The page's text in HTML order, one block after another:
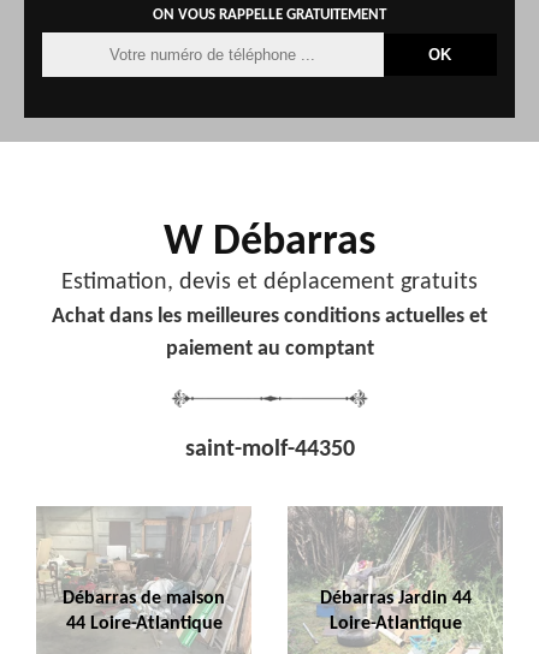
ON VOUS RAPPELLE GRATUITEMENT
W Débarras
Estimation, devis et déplacement gratuits
Achat dans les meilleures conditions actuelles et
paiement au comptant
saint-molf-44350
Débarras de maison
44 Loire-Atlantique
Débarras Jardin 44
Loire-Atlantique